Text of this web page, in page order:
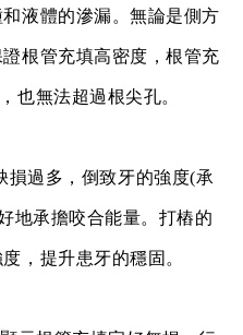
液體的滲漏。無論是側方
根管充填高密度，根管充
也無法超過根尖孔。
損過多，倒致牙的強度(承
地承擔咬合能量。打樁的
，提升患牙的穩固。